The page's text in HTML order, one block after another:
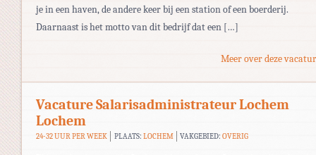
je in een haven, de andere keer bij een station of een boerderij.
Daarnaast is het motto van dit bedrijf dat een […]
Meer over deze
Vacature Salarisadministrateur Lochem
Lochem
24-32 UUR PER WEEK PLAATS: LOCHEM VAKGEBIED:OVERIG